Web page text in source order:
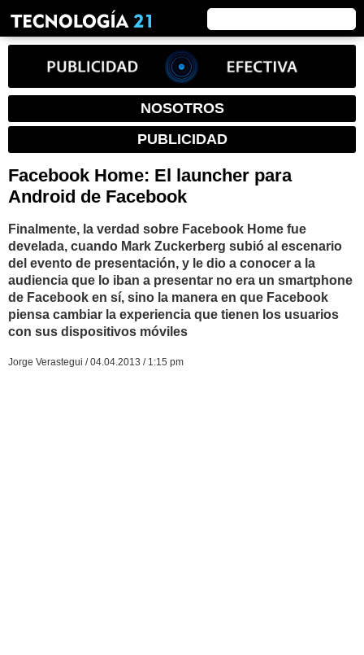
NOSOTROS
PUBLICIDAD
Facebook Home: El launcher para
Android de Facebook
Finalmente, la verdad sobre Facebook Home fue
develada, cuando Mark Zuckerberg subió al escenario
del evento de presentación, y le dio a conocer a la
audiencia que lo iban a presentar no era un smartphone
de Facebook en sí, sino la manera en que Facebook
piensa cambiar la experiencia que tienen los usuarios
con sus dispositivos móviles
Jorge Verastegui / 04.04.2013 / 1:15 pm